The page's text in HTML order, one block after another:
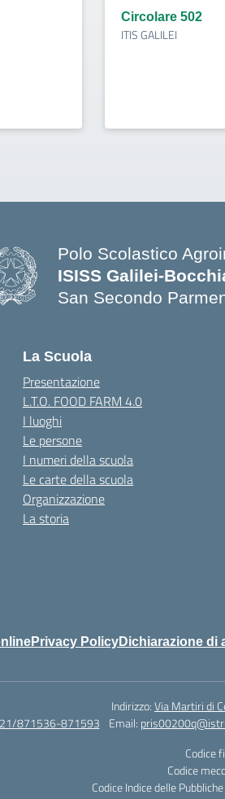
Circolare 502
ITIS GALILEI
Polo Scolastico
ISISS Galilei-
San Secondo
La Scuola
Presentazione
L.T.O. FOOD FARM 4.0
I luoghi
Le persone
I numeri della scuola
Le carte della scuola
Organizzazione
La storia
Privacy PolicyDichiarazione di
Indirizzo:Via Martiri di
871536-871593 Email:
Codice
Codice
Codice Indice delle